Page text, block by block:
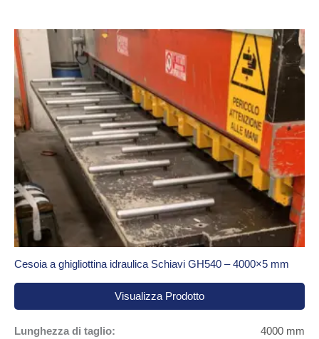
Cesoia a ghigliottina idraulica Schiavi GH540 – 4000×5 mm
Visualizza Prodotto
Lunghezza di taglio:
4000 mm